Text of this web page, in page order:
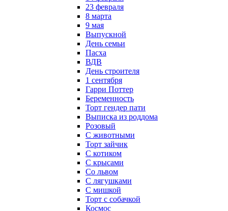
23 февраля
8 марта
9 мая
Выпускной
День семьи
Пасха
ВДВ
День строителя
1 сентября
Гарри Поттер
Беременность
Торт гендер пати
Выписка из роддома
Розовый
С животными
Торт зайчик
С котиком
С крысами
Со львом
С лягушками
С мишкой
Торт с собачкой
Космос